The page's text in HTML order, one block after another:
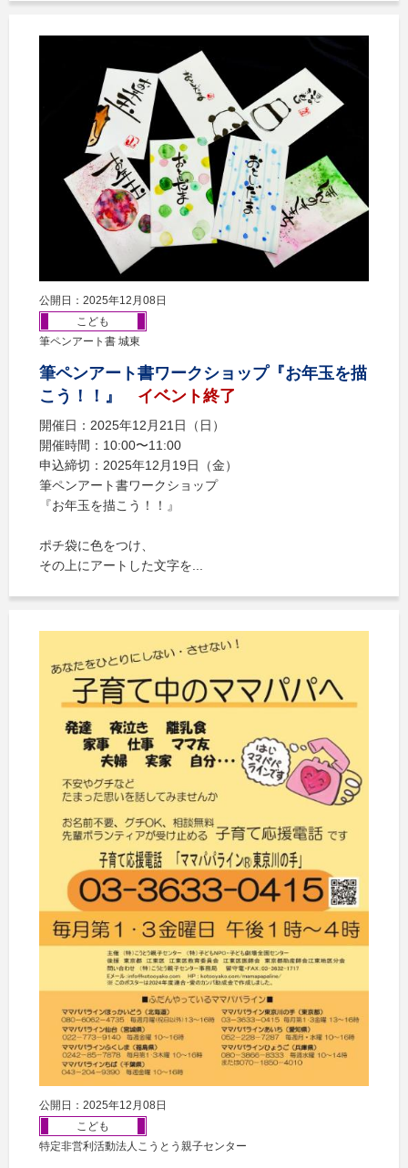
公開日：2025年12月08日
こども
筆ペンアート書 城東
筆ペンアート書ワークショップ『お年玉を描
こう！！』
イベント終了
開催日：2025年12月21日（日）
開催時間：10:00〜11:00
申込締切：2025年12月19日（金）
筆ペンアート書ワークショップ
『お年玉を描こう！！』
ポチ袋に色をつけ、
その上にアートした文字を...
公開日：2025年12月08日
こども
特定非営利活動法人こうとう親子センター